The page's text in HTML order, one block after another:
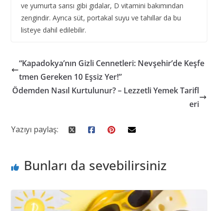
ve yumurta sarısı gibi gıdalar, D vitamini bakımından
zengindir. Ayrıca süt, portakal suyu ve tahıllar da bu
listeye dahil edilebilir.
“Kapadokya’nın Gizli Cennetleri: Nevşehir’de Keşfe
tmen Gereken 10 Eşsiz Yer!”
Ödemden Nasıl Kurtulunur? – Lezzetli Yemek Tarifl
eri
Yazıyı paylaş:
Bunları da sevebilirsiniz